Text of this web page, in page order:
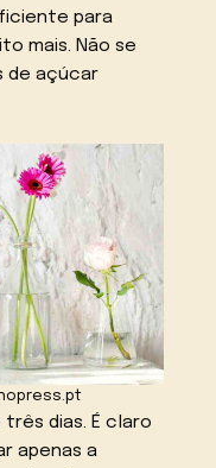
para
mais. Não se
de açúcar
três dias. É claro
apenas a